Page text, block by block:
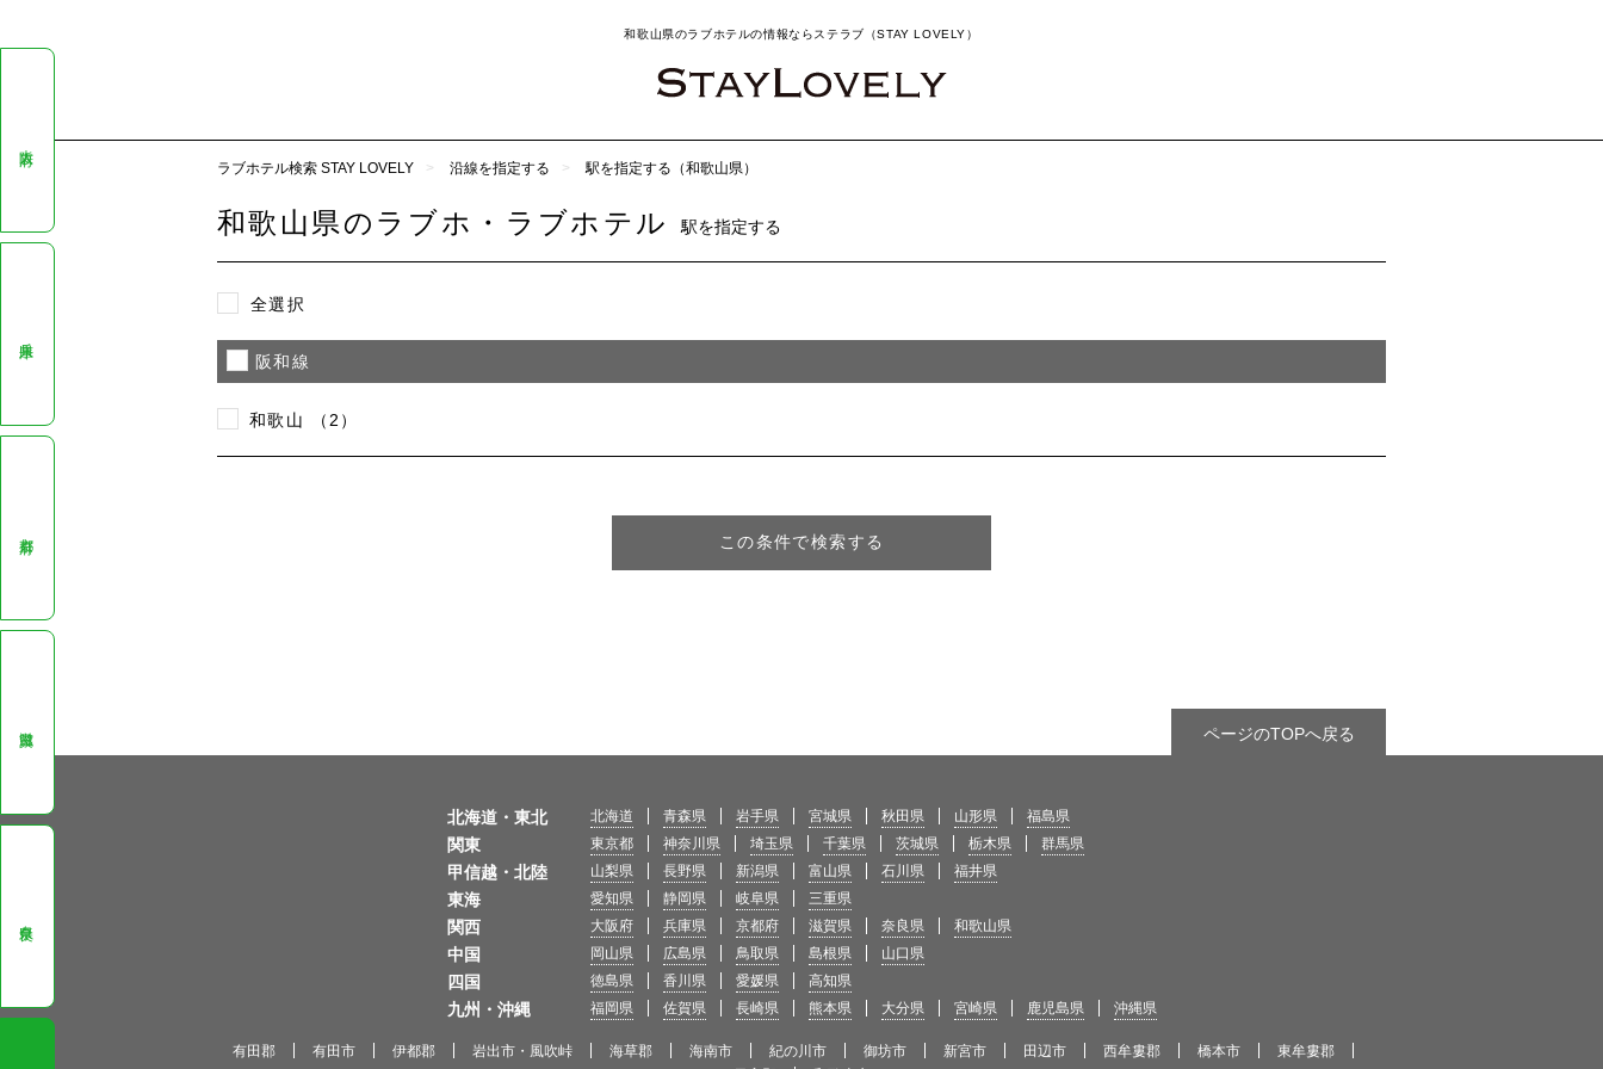
和歌山県のラブホテルの情報ならステラブ（STAY LOVELY）
ラブホテル検索 STAY LOVELY 沿線を指定する 駅を指定する（和歌山県）
和歌山県のラブホ・ラブホテル 駅を指定する
全選択
阪和線
和歌山 （2）
この条件で検索する
北海道・東北 北海道 青森県 岩手県 宮城県 秋田県 山形県 福島県
関東 東京都 神奈川県 埼玉県 千葉県 茨城県 栃木県 群馬県
甲信越・北陸 山梨県 長野県 新潟県 富山県 石川県 福井県
東海 愛知県 静岡県 岐阜県 三重県
関西 大阪府 兵庫県 京都府 滋賀県 奈良県 和歌山県
中国 岡山県 広島県 鳥取県 島根県 山口県
四国 徳島県 香川県 愛媛県 高知県
九州・沖縄 福岡県 佐賀県 長崎県 熊本県 大分県 宮崎県 鹿児島県 沖縄県
有田郡 有田市 伊都郡 岩出市・風吹峠 海草郡 海南市 紀の川市 御坊市 新宮市 田辺市 西牟婁郡 橋本市
東牟婁郡
ページのTOPへ戻る